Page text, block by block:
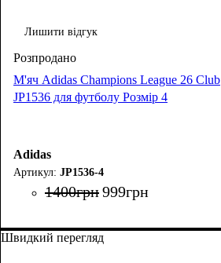
Лишити відгук
М'яч Adidas Champions League 26 Club
JP1536 для футболу Розмір 4
Adidas
JP1536-4
1400грн999грн
Швидкий перегляд